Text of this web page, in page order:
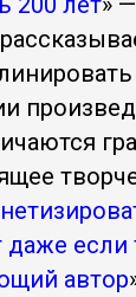
даже
автор